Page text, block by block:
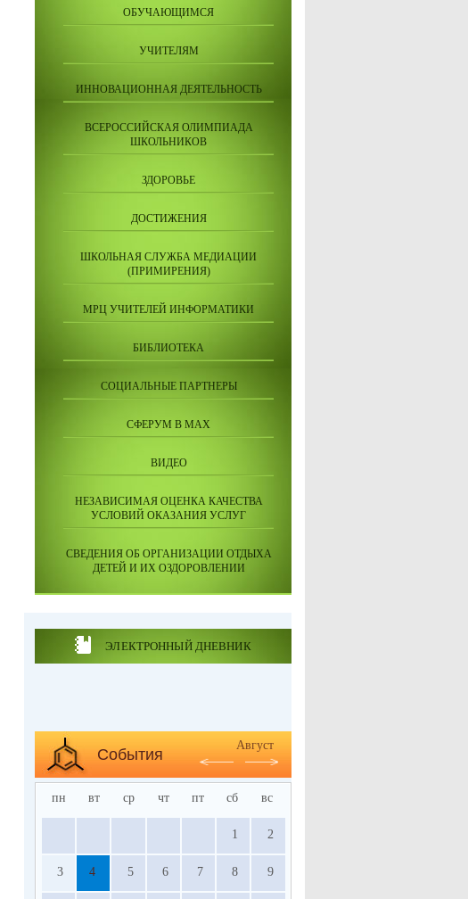
ОБУЧАЮЩИМСЯ
УЧИТЕЛЯМ
ИННОВАЦИОННАЯ ДЕЯТЕЛЬНОСТЬ
ВСЕРОССИЙСКАЯ ОЛИМПИАДА
ШКОЛЬНИКОВ
ЗДОРОВЬЕ
ДОСТИЖЕНИЯ
ШКОЛЬНАЯ СЛУЖБА МЕДИАЦИИ
(ПРИМИРЕНИЯ)
МРЦ УЧИТЕЛЕЙ ИНФОРМАТИКИ
БИБЛИОТЕКА
СОЦИАЛЬНЫЕ ПАРТНЕРЫ
СФЕРУМ В МАХ
ВИДЕО
НЕЗАВИСИМАЯ ОЦЕНКА КАЧЕСТВА
УСЛОВИЙ ОКАЗАНИЯ УСЛУГ
СВЕДЕНИЯ ОБ ОРГАНИЗАЦИИ ОТДЫХА
ДЕТЕЙ И ИХ ОЗДОРОВЛЕНИИ
ЭЛЕКТРОННЫЙ ДНЕВНИК
События
Август
пн вт ср чт пт сб вс
1 2
3 4 5 6 7 8 9